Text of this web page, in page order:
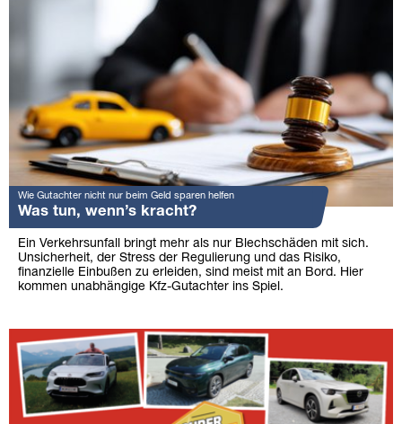
Wie Gutachter nicht nur beim Geld sparen helfen
Was tun, wenn’s kracht?
Ein Verkehrsunfall bringt mehr als nur Blechschäden mit sich.
Unsicherheit, der Stress der Regulierung und das Risiko,
finanzielle Einbußen zu erleiden, sind meist mit an Bord. Hier
kommen unabhängige Kfz-Gutachter ins Spiel.